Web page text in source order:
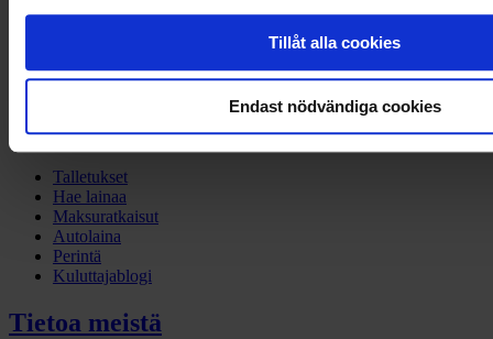
Tillåt alla cookies
Endast nödvändiga cookies
Yritysblogi
Kuluttajat
Talletukset
Hae lainaa
Maksuratkaisut
Autolaina
Perintä
Kuluttajablogi
Tietoa meistä